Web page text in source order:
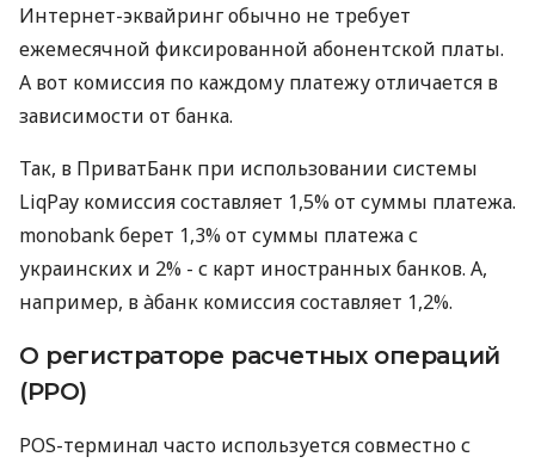
Интернет-эквайринг обычно не требует
ежемесячной фиксированной абонентской платы.
А вот комиссия по каждому платежу отличается в
зависимости от банка.
Так, в ПриватБанк при использовании системы
LiqPay комиссия составляет 1,5% от суммы платежа.
monobank берет 1,3% от суммы платежа с
украинских и 2% - с карт иностранных банков. А,
например, в àбанк комиссия составляет 1,2%.
О регистраторе расчетных операций
(РРО)
POS-терминал часто используется совместно с